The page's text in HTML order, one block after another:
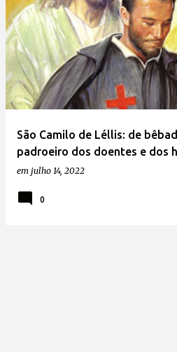
São Camilo de Léllis: de
padroeiro dos doentes e dos
em julho 14, 2022
0